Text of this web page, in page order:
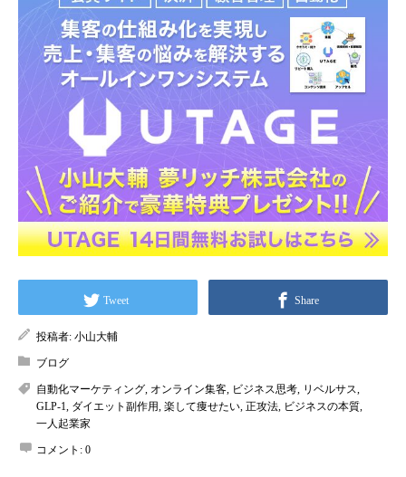
Tweet Share
投稿者: 小山大輔
ブログ
自動化マーケティング, オンライン集客, ビジネス思考, リベルサス,
GLP-1, ダイエット副作用, 楽して痩せたい, 正攻法, ビジネスの本質,
一人起業家
コメント: 0